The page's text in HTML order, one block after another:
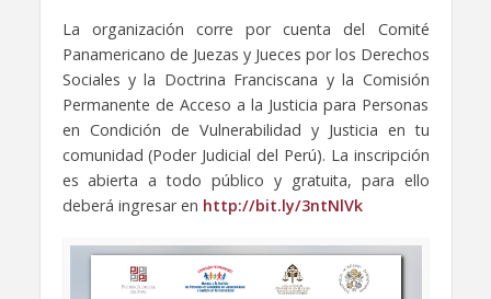
La organización corre por cuenta del Comité
Panamericano de Juezas y Jueces por los Derechos
Sociales y la Doctrina Franciscana y la Comisión
Permanente de Acceso a la Justicia para Personas
en Condición de Vulnerabilidad y Justicia en tu
comunidad (Poder Judicial del Perú). La inscripción
es abierta a todo público y gratuita, para ello
deberá ingresar en http://bit.ly/3ntNlVk